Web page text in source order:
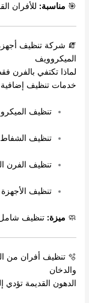
🎯 مناسبة: للأفران
🧯 شركة تنظيف
الميكروويف
لماذا تكتفي بالفرن
خدمات تنظيف
تنظيف
تنظيف الشفاط
تنظيف الفرن
تنظيف
🧼 ميزة: تنظيف شامل
🫧 تنظيف أفران من
والدخان
الدهون القديمة تؤدي